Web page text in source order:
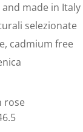
and made in Italy
selezionate
cadmium free
rose